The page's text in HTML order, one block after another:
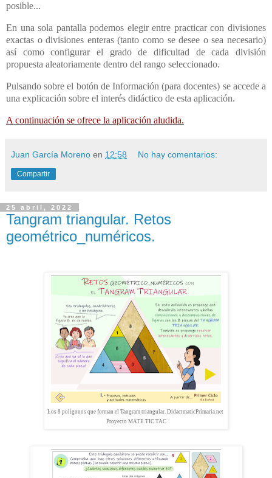
posible...
En una sola pantalla podemos elegir entre practicar con divisiones
exactas o divisiones enteras (tanto como se desee o sea necesario)
así como configurar el grado de dificultad de cada división
propuesta aleatoriamente dentro del rango seleccionado.
Pulsando sobre el botón de Información (para docentes) se accede a
una explicación sobre el interés didáctico de esta aplicación.
A continuación se ofrece la aplicación aludida.
Juan García Moreno en 12:58 No hay comentarios:
Compartir
25 abril, 2022
Tangram triangular. Retos
geométrico_numéricos.
Los 8 polígonos que forman el Tangram triangular. DidactmaticPrimaria.net
Proyecto MATE.TIC.TAC